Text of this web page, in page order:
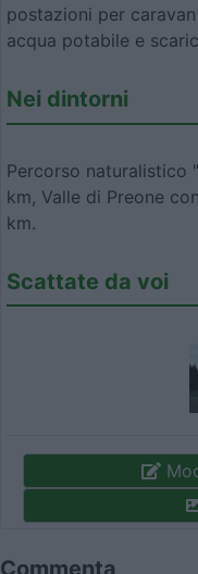
postazioni per
acqua potabile e
Nei dintorni
Percorso naturalistico
km, Valle di Preone
km.
Scattate da voi